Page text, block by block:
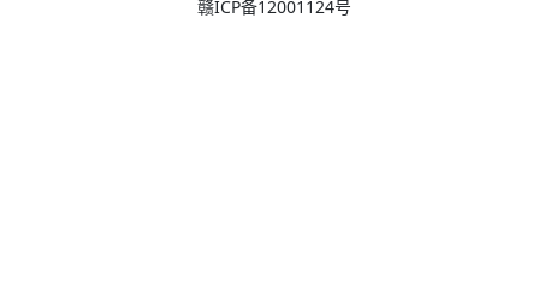
赣ICP备12001124号